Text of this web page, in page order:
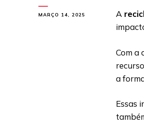
MARÇO 14, 2025 A
Com a
a
Essas